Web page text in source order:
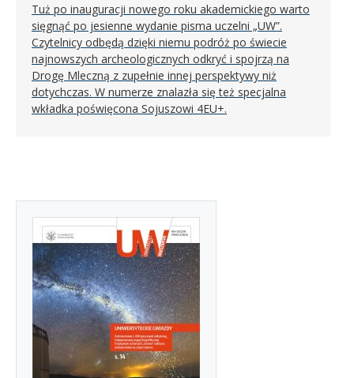
Tuż po inauguracji nowego roku akademickiego warto
sięgnąć po jesienne wydanie pisma uczelni „UW”.
Czytelnicy odbędą dzięki niemu podróż po świecie
najnowszych archeologicznych odkryć i spojrzą na
Drogę Mleczną z zupełnie innej perspektywy niż
dotychczas. W numerze znalazła się też specjalna
wkładka poświęcona Sojuszowi 4EU+.